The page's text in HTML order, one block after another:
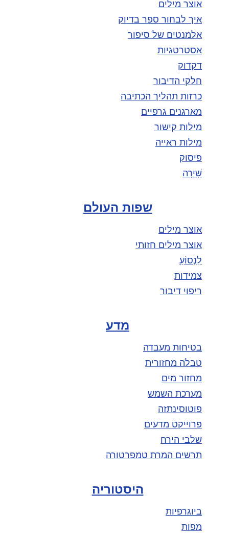
אוצר מילים
איך לבחור ספר בדיוק
אלמנטים של סיפור
אסטרטגיות
דקדוק
חלקי הדיבור
כרזות תהליך הכתיבה
מארגנים גרפיים
מילות קישור
מילות ראייה
פיסוק
שִׁירָה
שפות העולם
אוצר מילים
אוצר מילים חזותי
לִנְסוֹעַ
צמידות
ריפוי דיבור
מדע
בטיחות מעבדה
טבלה מחזורית
מחזור מים
מערכת השמש
פוטוסינתזה
פרוייקט מדעים
שלבי הירח
תרשים המרת טמפרטורה
היסטוריה
ביוגרפיות
מפות